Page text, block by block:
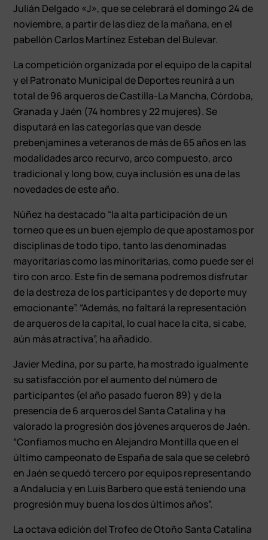
Julián Delgado «J», que se celebrará el domingo 24 de
noviembre, a partir de las diez de la mañana, en el
pabellón Carlos Martínez Esteban del Bulevar.
La competición organizada por el equipo de la capital
y el Patronato Municipal de Deportes reunirá a un
total de 96 arqueros de Castilla-La Mancha, Córdoba,
Granada y Jaén (74 hombres y 22 mujeres). Se
disputará en las categorías que van desde
prebenjamines a veteranos de más de 65 años en las
modalidades arco recurvo, arco compuesto, arco
tradicional y long bow, cuya inclusión es una de las
novedades de este año.
Núñez ha destacado “la alta participación de un
torneo que es un buen ejemplo de que apostamos por
disciplinas de todo tipo, tanto las denominadas
mayoritarias como las minoritarias, como puede ser el
tiro con arco. Este fin de semana podremos disfrutar
de la destreza de los participantes y de deporte muy
emocionante”. “Además, no faltará la representación
de arqueros de la capital, lo cual hace la cita, si cabe,
aún más atractiva”, ha añadido.
Javier Medina, por su parte, ha mostrado igualmente
su satisfacción por el aumento del número de
participantes (el año pasado fueron 89) y de la
presencia de 6 arqueros del Santa Catalina y ha
valorado la progresión dos jóvenes arqueros de Jaén.
“Confiamos mucho en Alejandro Montilla que en el
último campeonato de España de sala que se celebró
en Jaén se quedó tercero por equipos representando
a Andalucía y en Luis Barbero que está teniendo una
progresión muy buena los dos últimos años”.
La octava edición del Trofeo de Otoño Santa Catalina